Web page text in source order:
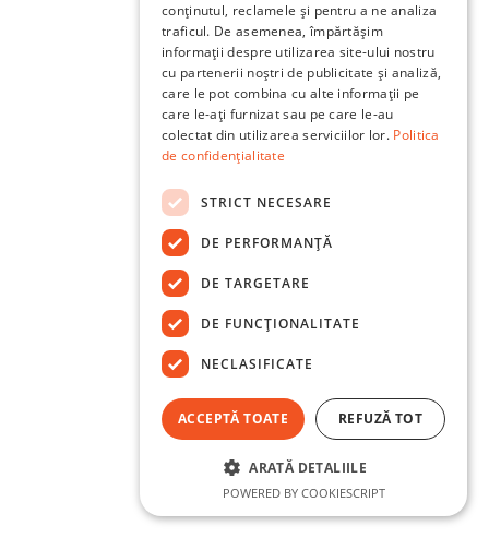
conținutul, reclamele și pentru a ne analiza
traficul. De asemenea, împărtășim
informații despre utilizarea site-ului nostru
cu partenerii noștri de publicitate și analiză,
care le pot combina cu alte informații pe
care le-ați furnizat sau pe care le-au
colectat din utilizarea serviciilor lor. Politica
de confidențialitate
STRICT NECESARE
DE PERFORMANȚĂ
DE TARGETARE
DE FUNCŢIONALITATE
NECLASIFICATE
ACCEPTĂ TOATE REFUZĂ TOT
ARATĂ DETALIILE
POWERED BY COOKIESCRIPT